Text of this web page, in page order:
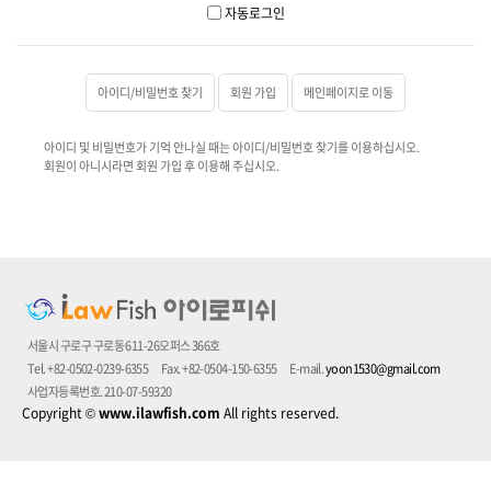
자동로그인
아이디/비밀번호 찾기 회원 가입 메인페이지로 이동
아이디 및 비밀번호가 기억 안나실 때는 아이디/비밀번호 찾기를 이용하십시오.
회원이 아니시라면 회원 가입 후 이용해 주십시오.
서울시 구로구 구로동 611-26오퍼스 366호
Tel. +82-0502-0239-6355
Fax. +82-0504-150-6355 E-mail.yoon1530@gmail.com
사업자등록번호. 210-07-59320
Copyright©www.ilawfish.com All rights reserved.